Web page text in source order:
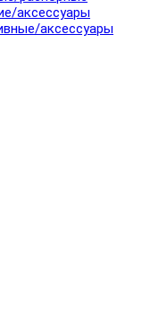
аксессуары
аксессуары